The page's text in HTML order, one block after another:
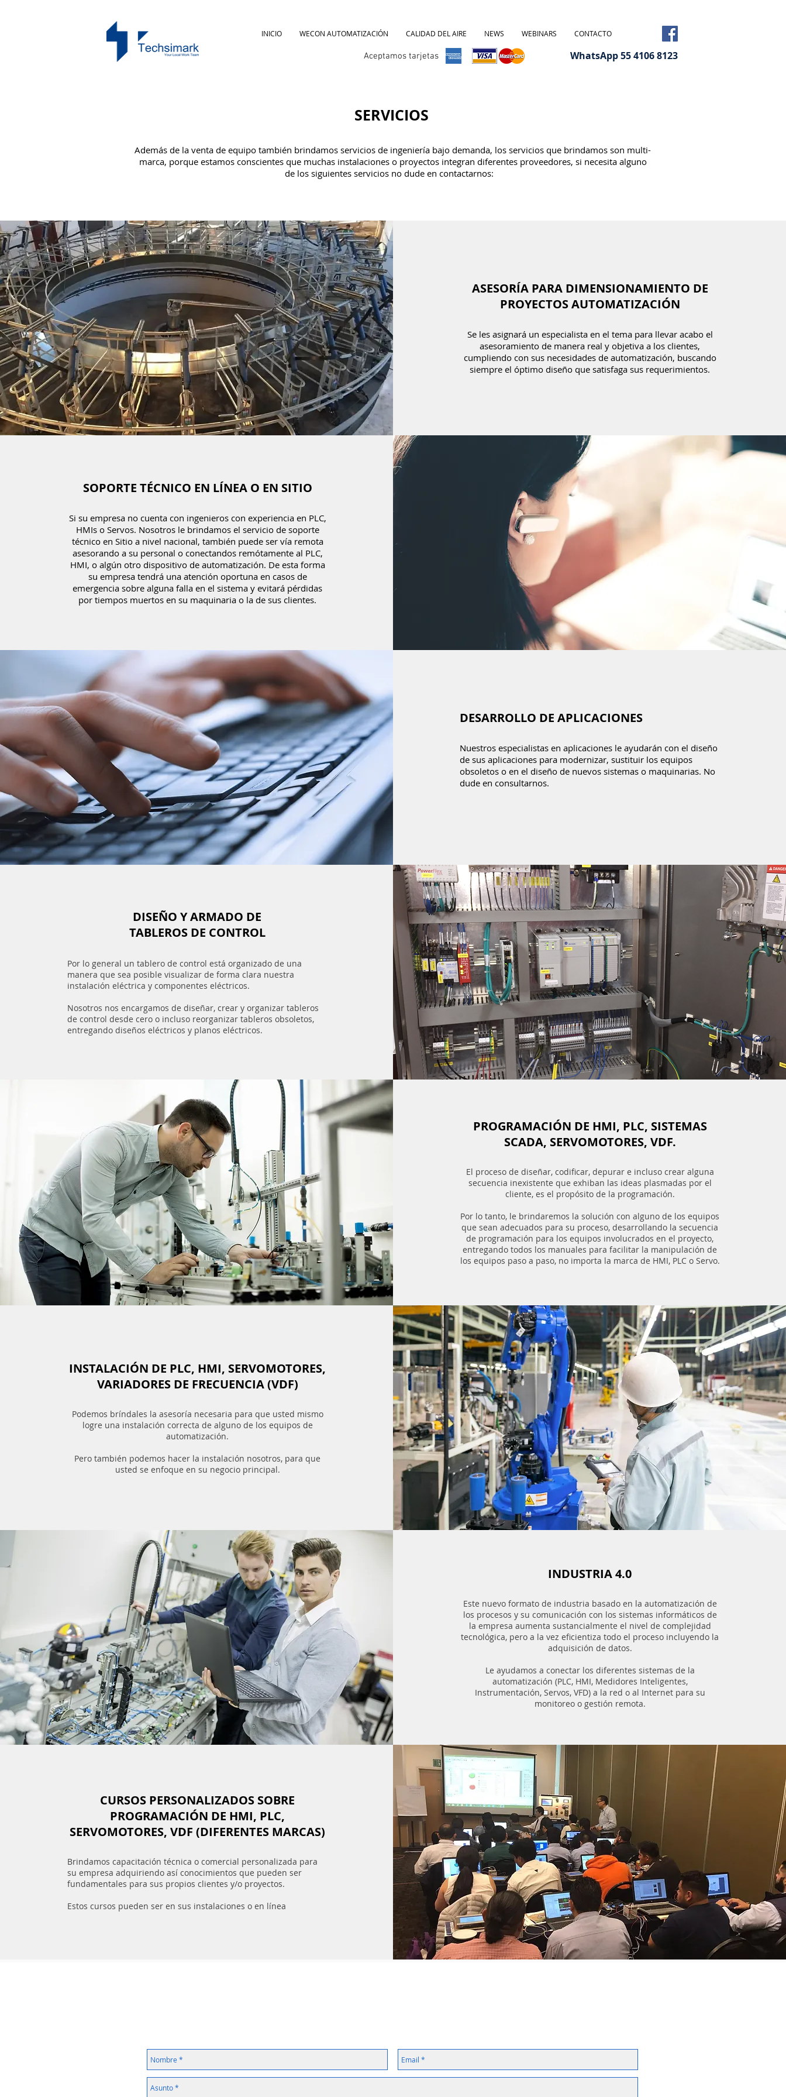
INICIO WECON AUTOMATIZACIÓN CALIDAD DEL AIRE NEWS WEBINARS CONTACTO
Aceptamos tarjetas WhatsApp 55 4106 8123
SERVICIOS
Además de la venta de equipo también brindamos servicios de ingeniería bajo demanda, los servicios que brindamos son multi-
marca, porque estamos conscientes que muchas instalaciones o proyectos integran diferentes proveedores, si necesita alguno
de los siguientes servicios no dude en contactarnos:
ASESORÍA PARA DIMENSIONAMIENTO DE
PROYECTOS AUTOMATIZACIÓN
Se les asignará un especialista en el tema para llevar acabo el
asesoramiento de manera real y objetiva a los clientes,
cumpliendo con sus necesidades de automatización, buscando
siempre el óptimo diseño que satisfaga sus requerimientos.
SOPORTE TÉCNICO EN LÍNEA O EN SITIO
Si su empresa no cuenta con ingenieros con experiencia en PLC,
HMIs o Servos. Nosotros le brindamos el servicio de soporte
técnico en Sitio a nivel nacional, también puede ser vía remota
asesorando a su personal o conectandos remótamente al PLC,
HMI, o algún otro dispositivo de automatización. De esta forma
su empresa tendrá una atención oportuna en casos de
emergencia sobre alguna falla en el sistema y evitará pérdidas
por tiempos muertos en su maquinaria o la de sus clientes.
DESARROLLO DE APLICACIONES
Nuestros especialistas en aplicaciones le ayudarán con el diseño
de sus aplicaciones para modernizar, sustituir los equipos
obsoletos o en el diseño de nuevos sistemas o maquinarias. No
dude en consultarnos.
DISEÑO Y ARMADO DE
TABLEROS DE CONTROL
Por lo general un tablero de control está organizado de una
manera que sea posible visualizar de forma clara nuestra
instalación eléctrica y componentes eléctricos.
Nosotros nos encargamos de diseñar, crear y organizar tableros
de control desde cero o incluso reorganizar tableros obsoletos,
entregando diseños eléctricos y planos eléctricos.
PROGRAMACIÓN DE HMI, PLC, SISTEMAS
SCADA, SERVOMOTORES, VDF.
El proceso de diseñar, codificar, depurar e incluso crear alguna
secuencia inexistente que exhiban las ideas plasmadas por el
cliente, es el propósito de la programación.
Por lo tanto, le brindaremos la solución con alguno de los equipos
que sean adecuados para su proceso, desarrollando la secuencia
de programación para los equipos involucrados en el proyecto,
entregando todos los manuales para facilitar la manipulación de
los equipos paso a paso, no importa la marca de HMI, PLC o Servo.
INSTALACIÓN DE PLC, HMI, SERVOMOTORES,
VARIADORES DE FRECUENCIA (VDF)
Podemos bríndales la asesoría necesaria para que usted mismo
logre una instalación correcta de alguno de los equipos de
automatización.
Pero también podemos hacer la instalación nosotros, para que
usted se enfoque en su negocio principal.
INDUSTRIA 4.0
Este nuevo formato de industria basado en la automatización de
los procesos y su comunicación con los sistemas informáticos de
la empresa aumenta sustancialmente el nivel de complejidad
tecnológica, pero a la vez eficientiza todo el proceso incluyendo la
adquisición de datos.
Le ayudamos a conectar los diferentes sistemas de la
automatización (PLC, HMI, Medidores Inteligentes,
Instrumentación, Servos, VFD) a la red o al Internet para su
monitoreo o gestión remota.
CURSOS PERSONALIZADOS SOBRE
PROGRAMACIÓN DE HMI, PLC,
SERVOMOTORES, VDF (DIFERENTES MARCAS)
Brindamos capacitación técnica o comercial personalizada para
su empresa adquiriendo así conocimientos que pueden ser
fundamentales para sus propios clientes y/o proyectos.
Estos cursos pueden ser en sus instalaciones o en línea